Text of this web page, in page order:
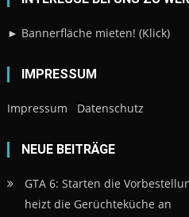
► Bannerfläche mieten! (Klick)
IMPRESSUM
Impressum Datenschutz
NEUE BEITRÄGE
GTA 6: Starten die
heizt die Gerüchteküche an